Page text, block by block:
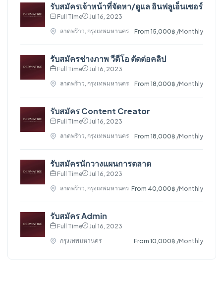
รับสมัครเจ้าหน้าที่จัดหา/ดูแล อินฟลูเอ็นเซอร์
Full Time
Jul 16, 2023
ลาดพร้าว, กรุงเทพมหานคร
From 15,000฿ /Monthly
รับสมัครช่างภาพ วีดีโอ ตัดต่อคลิป
Full Time
Jul 16, 2023
ลาดพร้าว, กรุงเทพมหานคร
From 18,000฿ /Monthly
รับสมัคร Content Creator
Full Time
Jul 16, 2023
ลาดพร้าว, กรุงเทพมหานคร
From 18,000฿ /Monthly
รับสมัครนักวางแผนการตลาด
Full Time
Jul 16, 2023
ลาดพร้าว, กรุงเทพมหานคร From 40,000฿ /Monthly
รับสมัคร Admin
Full Time
Jul 16, 2023
กรุงเทพมหานคร
From 10,000฿ /Monthly